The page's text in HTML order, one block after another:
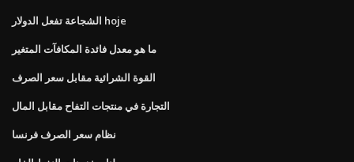
الشجاعة تفعل الدولار hoje
ما هو معدل فائدة المكافآت المتغير
القوة الشرائية مقابل سعر الصرف
التجارة في منتجات التفاح مقابل المال
نظام سعر الصرف فرنسا